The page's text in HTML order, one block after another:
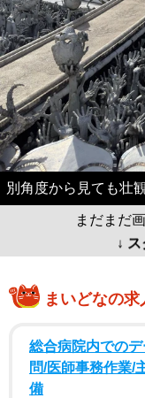
別角度から見ても壮
まだまだ
↓
まいどなの求
総合病院内での
問/医師事務作業/
備